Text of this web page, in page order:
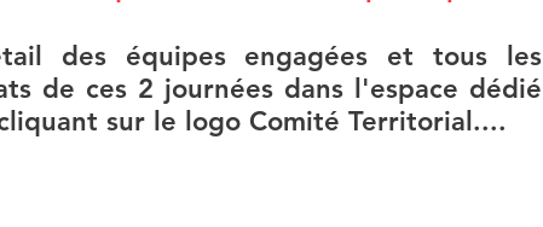
des équipes engagées et tous les
de ces 2 journées dans l'espace dédié
sur le logo Comité Territorial....